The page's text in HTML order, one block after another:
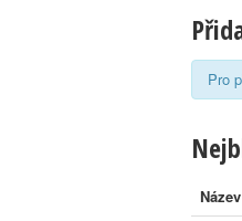
Pro
Název